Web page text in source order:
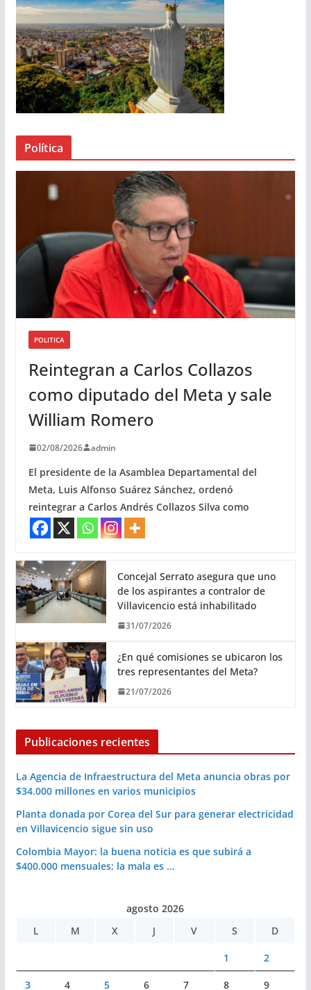
u
c
t
o
r
d
e
Política
POLITICA
Reintegran a Carlos Collazos
como diputado del Meta y sale
William Romero
02/08/2026 admin
El presidente de la Asamblea Departamental del
Meta, Luis Alfonso Suárez Sánchez, ordenó
reintegrar a Carlos Andrés Collazos Silva como
Concejal Serrato asegura que uno
de los aspirantes a contralor de
Villavicencio está inhabilitado
31/07/2026
¿En qué comisiones se ubicaron los
tres representantes del Meta?
21/07/2026
Publicaciones recientes
La Agencia de Infraestructura del Meta anuncia obras por
$34.000 millones en varios municipios
Planta donada por Corea del Sur para generar electricidad
en Villavicencio sigue sin uso
Colombia Mayor: la buena noticia es que subirá a
$400.000 mensuales; la mala es …
agosto 2026
L
M X J V S D
1 2
3 4 5 6 7 8 9